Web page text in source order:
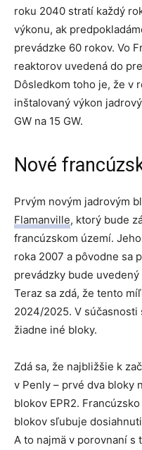
roku 2040 stratí každý
výkonu, ak
prevádzke 60 rokov. Vo
reaktorov uvedená do
Dôsledkom toho je, že v
inštalovaný výkon
GW na 15 GW.
Nové
Prvým novým jadrovým
Flamanville, ktorý bude
francúzskom území.
roka 2007 a pôvodne sa
prevádzky bude
Teraz sa zdá, že tento
2024/2025. V súčasnosti
žiadne iné bloky.
Zdá sa, že najbližšie k
v Penly – prvé dva bloky
blokov EPR2.
blokov sľubuje
A to najmä v porovnaní s